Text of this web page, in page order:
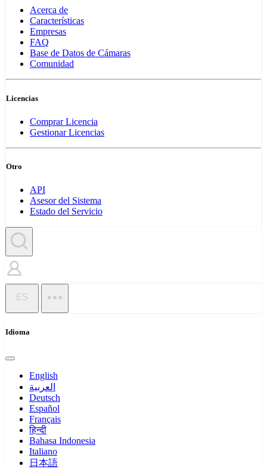
Acerca de
Características
Empresas
FAQ
Base de Datos de Cámaras
Comunidad
Licencias
Comprar Licencia
Gestionar Licencias
Otro
API
Asesor del Sistema
Estado del Servicio
ES
Idioma
English
العربية
Deutsch
Español
Français
हिन्दी
Bahasa Indonesia
Italiano
日本語